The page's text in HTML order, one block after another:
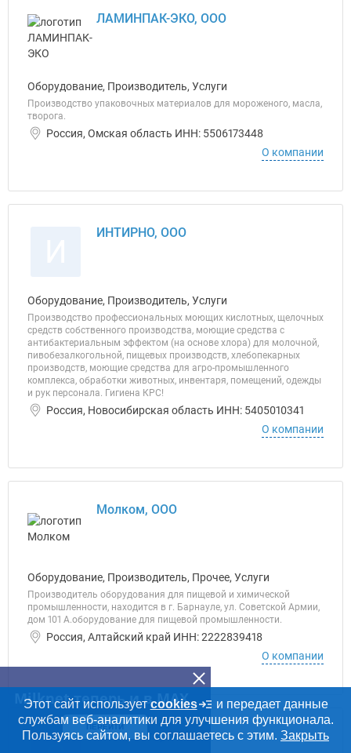
ЛАМИНПАК-ЭКО, ООО
Оборудование, Производитель, Услуги
Производство упаковочных материалов для мороженого, масла,
творога.
Россия, Омская область ИНН: 5506173448
О компании
ИНТИРНО, ООО
Оборудование, Производитель, Услуги
Производство профессиональных моющих кислотных, щелочных
средств собственного производства, моющие средства с
антибактериальным эффектом (на основе хлора) для молочной,
пивобезалкогольной, пищевых производств, хлебопекарных
производств, моющие средства для агро-промышленного
комплекса, обработки животных, инвентаря, помещений, одежды
и рук персонала. Гигиена КРС!
Россия, Новосибирская область ИНН: 5405010341
О компании
Молком, ООО
Оборудование, Производитель, Прочее, Услуги
Производитель оборудования для пищевой и химической
промышленности, находится в г. Барнауле, ул. Советской Армии,
дом 101 А.оборудование для пищевой промышленности.
Россия, Алтайский край ИНН: 2222839418
О компании
Сибпечать, ООО
Milknet теперь и в MAX
ПЕРЕЙТИ
Этот сайт использует cookies
и передает данные
службам веб-аналитики для улучшения функционала.
Пользуясь сайтом, вы соглашаетесь с этим. Закрыть